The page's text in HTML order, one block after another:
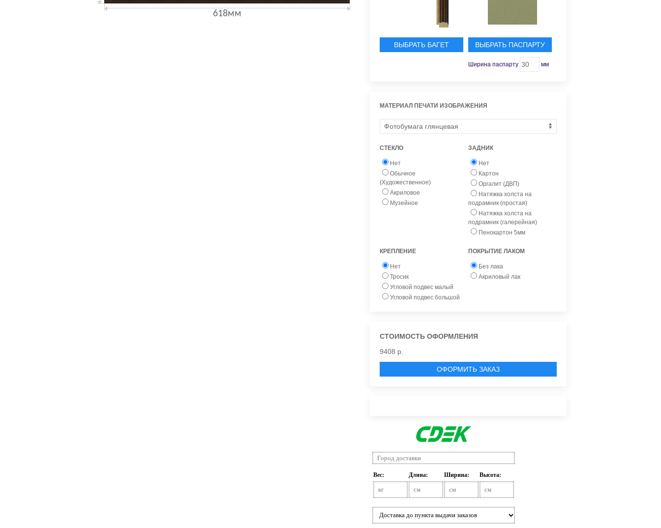
618мм
ВЫБРАТЬ БАГЕТ ВЫБРАТЬ ПАСПАРТУ
Ширина паспарту мм
МАТЕРИАЛ ПЕЧАТИ ИЗОБРАЖЕНИЯ
СТЕКЛО
Нет
Обычное
(Художественное)
Акриловое
Музейное
ЗАДНИК
Нет
Картон
Оргалит (ДВП)
Натяжка холста на
подрамник (простая)
Натяжка холста на
подрамник (галерейная)
Пенокартон 5мм
КРЕПЛЕНИЕ
Нет
Тросик
Угловой подвес малый
Угловой подвес большой
ПОКРЫТИЕ ЛАКОМ
Без лака
Акриловый лак
СТОИМОСТЬ ОФОРМЛЕНИЯ
9408 р.
ОФОРМИТЬ ЗАКАЗ